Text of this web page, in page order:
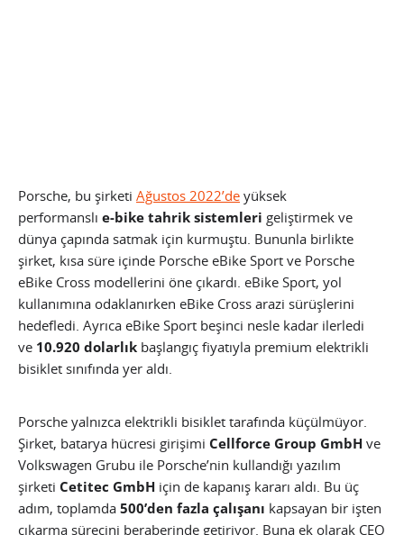
Porsche, bu şirketi Ağustos 2022’de yüksek
performanslı e-bike tahrik sistemleri geliştirmek ve
dünya çapında satmak için kurmuştu. Bununla birlikte
şirket, kısa süre içinde Porsche eBike Sport ve Porsche
eBike Cross modellerini öne çıkardı. eBike Sport, yol
kullanımına odaklanırken eBike Cross arazi sürüşlerini
hedefledi. Ayrıca eBike Sport beşinci nesle kadar ilerledi
ve 10.920 dolarlık başlangıç fiyatıyla premium elektrikli
bisiklet sınıfında yer aldı.
Porsche yalnızca elektrikli bisiklet tarafında küçülmüyor.
Şirket, batarya hücresi girişimi Cellforce Group GmbH ve
Volkswagen Grubu ile Porsche’nin kullandığı yazılım
şirketi Cetitec GmbH için de kapanış kararı aldı. Bu üç
adım, toplamda 500’den fazla çalışanı kapsayan bir işten
çıkarma sürecini beraberinde getiriyor. Buna ek olarak CEO